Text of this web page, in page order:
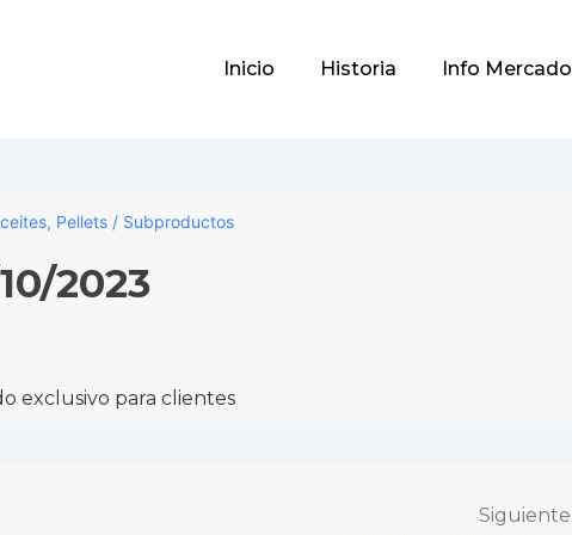
Main
Inicio Historia Info Mercado
, Pellets / Subproductos
2023
exclusivo para clientes
Siguiente